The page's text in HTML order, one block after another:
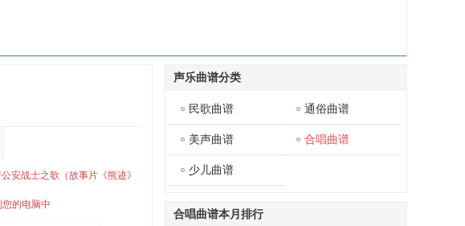
安战士之歌（故事片《熊迹》
的电脑中
声乐曲谱分类
民歌曲谱 通俗曲谱
美声曲谱 合唱曲谱
少儿曲谱
合唱曲谱本月排行